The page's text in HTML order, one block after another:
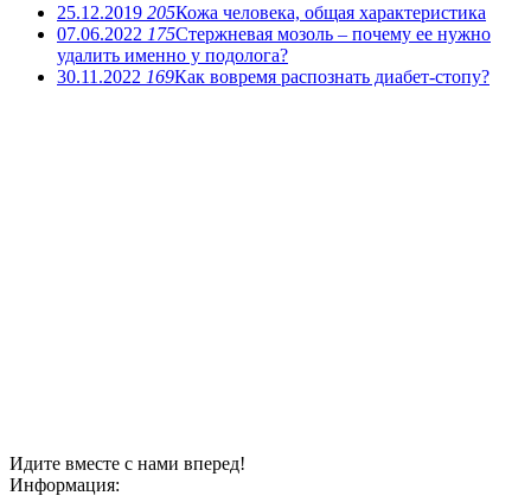
25.12.2019 205Кожа человека, общая характеристика
07.06.2022 175Стержневая мозоль – почему ее нужно
удалить именно у подолога?
30.11.2022 169Как вовремя распознать диабет-стопу?
Идите вместе с нами вперед!
Информация: